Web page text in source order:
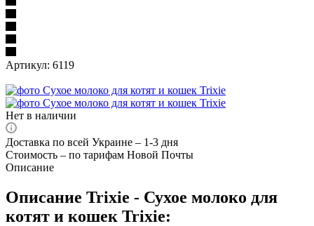
Артикул: 6119
Нет в наличии
Доставка по всей Украине – 1-3 дня
Стоимость – по тарифам Новой Почты
Описание
Описание Trixie - Сухое молоко для
котят и кошек Trixie: